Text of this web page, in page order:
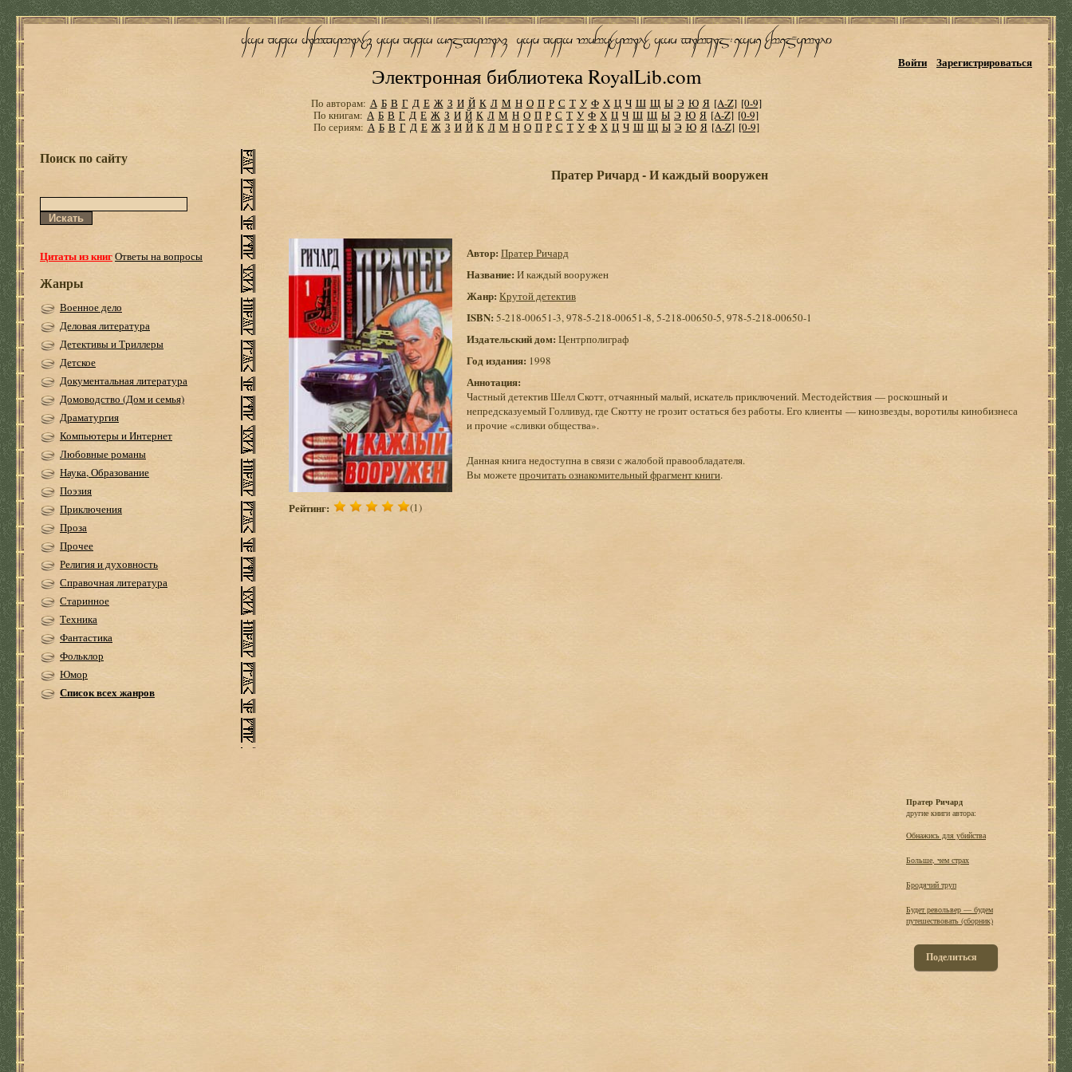
Электронная библиотека RoyalLib.com
Войти Зарегистрироваться
По авторам: А Б В Г Д Е Ж З И Й К Л М Н О П Р С Т У Ф Х Ц Ч Ш Щ Ы Э Ю Я [A-Z] [0-9]
По книгам: А Б В Г Д Е Ж З И Й К Л М Н О П Р С Т У Ф Х Ц Ч Ш Щ Ы Э Ю Я [A-Z] [0-9]
По сериям: А Б В Г Д Е Ж З И Й К Л М Н О П Р С Т У Ф Х Ц Ч Ш Щ Ы Э Ю Я [A-Z] [0-9]
Поиск по сайту
Цитаты из книгОтветы на вопросы
Жанры
Военное дело
Деловая литература
Детективы и Триллеры
Детское
Документальная литература
Домоводство (Дом и семья)
Драматургия
Компьютеры и Интернет
Любовные романы
Наука, Образование
Поэзия
Приключения
Проза
Прочее
Религия и духовность
Справочная литература
Старинное
Техника
Фантастика
Фольклор
Юмор
Список всех жанров
Пратер Ричард - И каждый вооружен
Рейтинг: (1)
Автор: Пратер Ричард
Название: И каждый вооружен
Жанр: Крутой детектив
ISBN: 5-218-00651-3, 978-5-218-00651-8, 5-218-00650-5, 978-5-218-00650-1
Издательский дом: Центрполиграф
Год издания: 1998
Аннотация:
Частный детектив Шелл Скотт, отчаянный малый, искатель приключений. Местодействия — роскошный и
непредсказуемый Голливуд, где Скотту не грозит остаться без работы. Его клиенты — кинозвезды, воротилы кинобизнеса
и прочие «сливки общества».
Данная книга недоступна в связи с жалобой правообладателя.
Вы можетепрочитать ознакомительный фрагмент книги.
Пратер Ричард
другие книги автора:
Oбнажись для убийства
Больше, чем страх
Бродячий труп
Будет револьвер — будем
путешествовать (сборник)
Поделиться